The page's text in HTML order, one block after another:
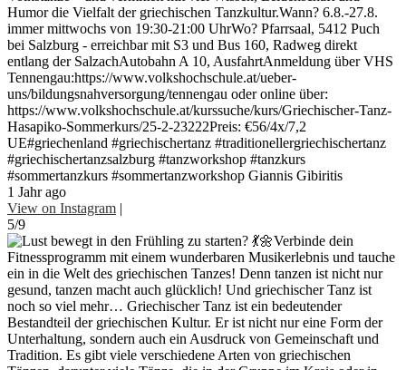
Humor die Vielfalt der griechischen Tanzkultur.Wann? 6.8.-27.8.
immer mittwochs von 19:30-21:00 UhrWo? Pfarrsaal, 5412 Puch
bei Salzburg - erreichbar mit S3 und Bus 160, Radweg direkt
entlang der SalzachAutobahn A 10, AusfahrtAnmeldung über VHS
Tennengau:https://www.volkshochschule.at/ueber-
uns/bildungsnahversorgung/tennengau oder online über:
https://www.volkshochschule.at/kurssuche/kurs/Griechischer-Tanz-
Hasapiko-Sommerkurs/25-2-23222Preis: €56/4x/7,2
UE#griechenland #griechischertanz #traditionellergriechischertanz
#griechischertanzsalzburg #tanzworkshop #tanzkurs
#sommertanzkurs #sommertanzworkshop Giannis Gibiritis
1 Jahr ago
View on Instagram |
5/9